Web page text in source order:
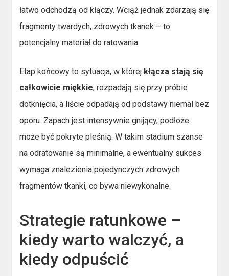
łatwo odchodzą od kłączy. Wciąż jednak zdarzają się
fragmenty twardych, zdrowych tkanek – to
potencjalny materiał do ratowania.
Etap końcowy to sytuacja, w której kłącza stają się
całkowicie miękkie, rozpadają się przy próbie
dotknięcia, a liście odpadają od podstawy niemal bez
oporu. Zapach jest intensywnie gnijący, podłoże
może być pokryte pleśnią. W takim stadium szanse
na odratowanie są minimalne, a ewentualny sukces
wymaga znalezienia pojedynczych zdrowych
fragmentów tkanki, co bywa niewykonalne.
Strategie ratunkowe –
kiedy warto walczyć, a
kiedy odpuścić